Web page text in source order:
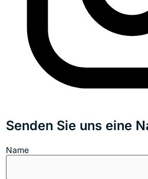
Senden Sie uns eine
Name